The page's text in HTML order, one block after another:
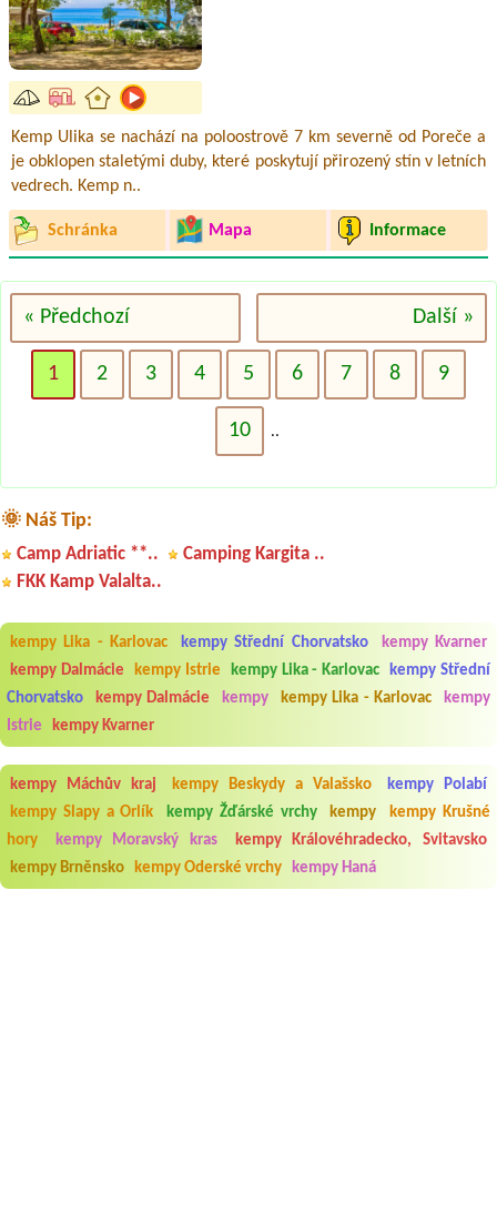
Kemp Ulika se nachází na poloostrově 7 km severně od Poreče a
je obklopen staletými duby, které poskytují přirozený stín v letních
vedrech. Kemp n..
Schránka Mapa Informace
« Předchozí Další »
1 2 3 4 5 6 7 8 9
10 ..
🌞 Náš Tip:
Camp Adriatic **..
Camping Kargita ..
FKK Kamp Valalta..
kempy Lika - Karlovac kempy Střední Chorvatsko
kempy Kvarner
kempy Dalmácie
kempy Istrie kempy Lika - Karlovac
kempy Střední
Chorvatsko
kempy Dalmácie kempy kempy Lika - Karlovac
kempy
Istrie
kempy Kvarner
kempy Máchův kraj kempy Beskydy a Valašsko
kempy Polabí
kempy Slapy a Orlík
kempy Žďárské vrchy kempy
kempy Krušné
hory
kempy Moravský kras
kempy Královéhradecko, Svitavsko
kempy Brněnsko kempy Oderské vrchy kempy Haná